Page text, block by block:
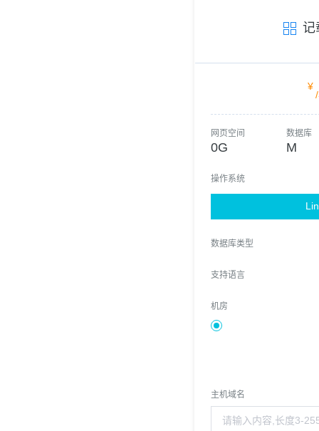
记
¥
网页空间
0G
数据库
M
操作系统
数据库类型
支持语言
机房
主机域名